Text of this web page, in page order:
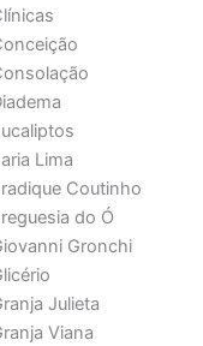
Lima
Coutinho
do Ó
Gronchi
Julieta
Viana